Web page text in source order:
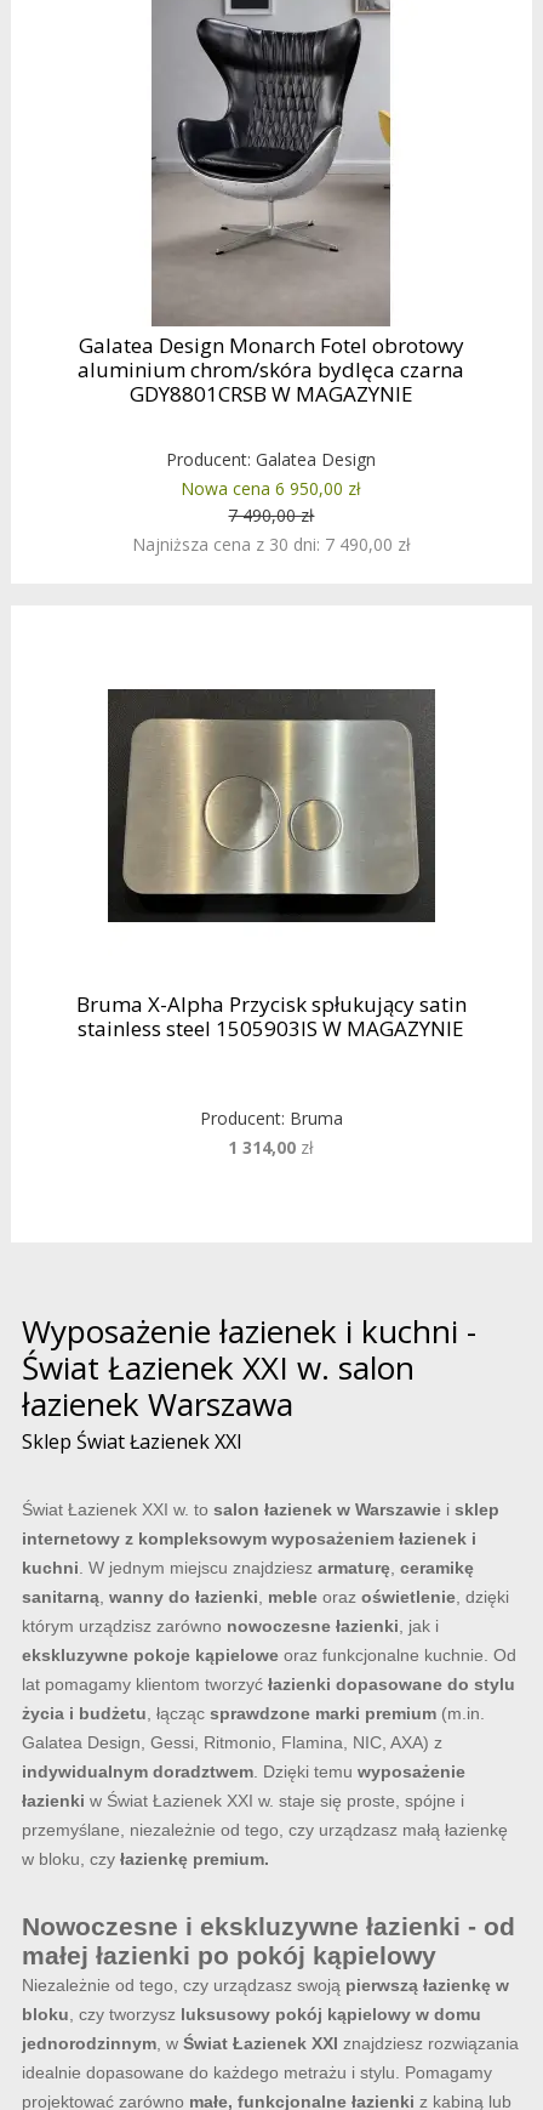
Galatea Design Monarch Fotel obrotowy
aluminium chrom/skóra bydlęca czarna
GDY8801CRSB W MAGAZYNIE
Producent:Galatea Design
Nowa cena 6 950,00 zł
7 490,00 zł
Najniższa cena z 30 dni: 7 490,00 zł
Bruma X-Alpha Przycisk spłukujący satin
stainless steel 1505903IS W MAGAZYNIE
Producent: Bruma
1 314,00 zł
Wyposażenie łazienek i kuchni -
Świat Łazienek XXI w. salon
łazienek Warszawa
Sklep Świat Łazienek XXI
Świat Łazienek XXI w. to salon łazienek w Warszawiei sklep
internetowy z kompleksowym wyposażeniem łazienek i
kuchni. W jednym miejscu znajdziesz armaturę, ceramikę
sanitarną, wanny do łazienki, mebleoraz oświetlenie, dzięki
którym urządzisz zarówno nowoczesne łazienki, jak i
ekskluzywne pokoje kąpieloweoraz funkcjonalne kuchnie. Od
lat pomagamy klientom tworzyć łazienki dopasowane do stylu
życia i budżetu, łącząc sprawdzone marki premium(m.in.
Galatea Design, Gessi, Ritmonio, Flamina, NIC, AXA) z
indywidualnym doradztwem. Dzięki temu wyposażenie
łazienki w Świat Łazienek XXI w. staje się proste, spójne i
przemyślane, niezależnie od tego, czy urządzasz małą łazienkę
w bloku, czy łazienkę premium.
Nowoczesne i ekskluzywne łazienki - od
małej łazienki po pokój kąpielowy
Niezależnie od tego, czy urządzasz swoją pierwszą łazienkę w
bloku, czy tworzysz luksusowy pokój kąpielowy w domu
jednorodzinnym, w Świat Łazienek XXI znajdziesz rozwiązania
idealnie dopasowane do każdego metrażu i stylu. Pomagamy
projektować zarówno małe, funkcjonalne łazienki z kabiną lub